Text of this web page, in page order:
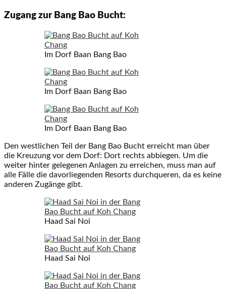
Zugang zur Bang Bao Bucht:
Im Dorf Baan Bang Bao
Im Dorf Baan Bang Bao
Im Dorf Baan Bang Bao
Den westlichen Teil der Bang Bao Bucht erreicht man über
die Kreuzung vor dem Dorf: Dort rechts abbiegen. Um die
weiter hinter gelegenen Anlagen zu erreichen, muss man auf
alle Fälle die davorliegenden Resorts durchqueren, da es keine
anderen Zugänge gibt.
Haad Sai Noi
Haad Sai Noi